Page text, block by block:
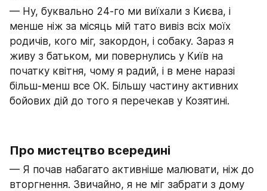
— Ну, буквально 24-го ми виїхали з Києва, і
менше ніж за місяць мій тато вивіз всіх моїх
родичів, кого міг, закордон, і собаку. Зараз я
живу з батьком, ми повернулись у Київ на
початку квітня, чому я радий, і в мене наразі
більш-менш все ОК. Більшу частину активних
бойових дій до того я перечекав у Козятині.
Про мистецтво всередині
— Я почав набагато активніше малювати, ніж до
вторгнення. Звичайно, я не міг забрати з дому